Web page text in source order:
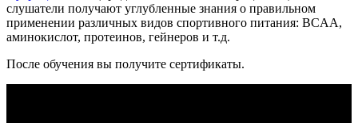
слушатели получают углубленные знания о правильном
применении различных видов спортивного питания: BCAA,
аминокислот, протеинов, гейнеров и т.д.
После обучения вы получите сертификаты.